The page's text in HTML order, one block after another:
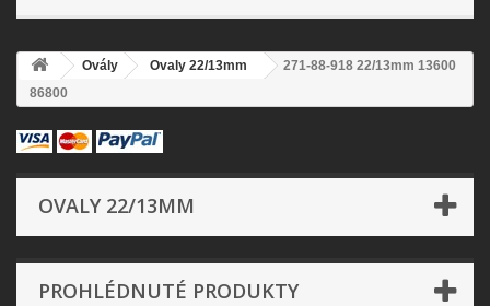
Ovály Ovaly 22/13mm
271-88-918 22/13mm 13600
86800
OVALY 22/13MM
PROHLÉDNUTÉ PRODUKTY